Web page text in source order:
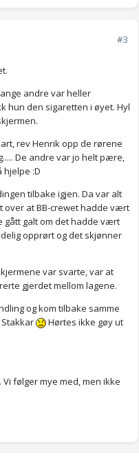
#3
andre var heller
hun den sigaretten i øyet. Hyl
rev Henrik opp de rørene
De andre var jo helt pære,
hjelpe :D
tilbake igjen. Da var alt
over at BB-crewet hadde vært
gått galt om det hadde vært
opprørt og det skjønner
var svarte, var at
gjerdet mellom lagene.
og kom tilbake samme
Hørtes ikke gøy ut
følger mye med, men ikke